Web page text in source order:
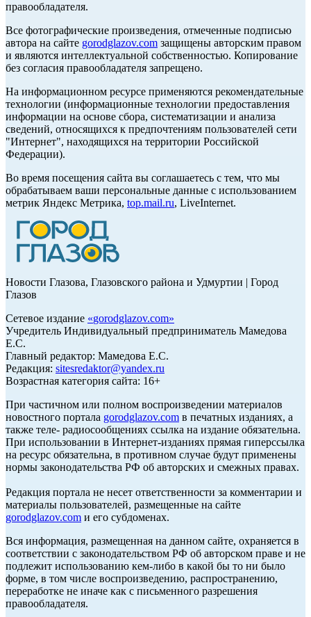
правообладателя.
Все фотографические произведения, отмеченные подписью
автора на сайте gorodglazov.com защищены авторским правом
и являются интеллектуальной собственностью. Копирование
без согласия правообладателя запрещено.
На информационном ресурсе применяются рекомендательные
технологии (информационные технологии предоставления
информации на основе сбора, систематизации и анализа
сведений, относящихся к предпочтениям пользователей сети
"Интернет", находящихся на территории Российской
Федерации).
Во время посещения сайта вы соглашаетесь с тем, что мы
обрабатываем ваши персональные данные с использованием
метрик Яндекс Метрика, top.mail.ru, LiveInternet.
Новости Глазова, Глазовского района и Удмуртии | Город
Глазов
Сетевое издание «gorodglazov.com»
Учредитель Индивидуальный предприниматель Мамедова
Е.С.
Главный редактор: Мамедова Е.С.
Редакция: sitesredaktor@yandex.ru
Возрастная категория сайта: 16+
При частичном или полном воспроизведении материалов
новостного портала gorodglazov.com в печатных изданиях, а
также теле- радиосообщениях ссылка на издание обязательна.
При использовании в Интернет-изданиях прямая гиперссылка
на ресурс обязательна, в противном случае будут применены
нормы законодательства РФ об авторских и смежных правах.
Редакция портала не несет ответственности за комментарии и
материалы пользователей, размещенные на сайте
gorodglazov.com и его субдоменах.
Вся информация, размещенная на данном сайте, охраняется в
соответствии с законодательством РФ об авторском праве и не
подлежит использованию кем-либо в какой бы то ни было
форме, в том числе воспроизведению, распространению,
переработке не иначе как с письменного разрешения
правообладателя.